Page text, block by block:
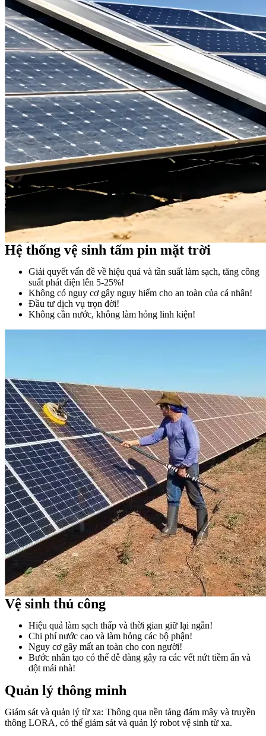
Hệ thống vệ sinh tấm pin mặt trời
Giải quyết vấn đề về hiệu quả và tần suất làm sạch, tăng công
suất phát điện lên 5-25%!
Không có nguy cơ gây nguy hiểm cho an toàn của cá nhân!
Đầu tư dịch vụ trọn đời!
Không cần nước, không làm hỏng linh kiện!
Vệ sinh thủ công
Hiệu quả làm sạch thấp và thời gian giữ lại ngắn!
Chi phí nước cao và làm hỏng các bộ phận!
Nguy cơ gây mất an toàn cho con người!
Bước nhân tạo có thể dễ dàng gây ra các vết nứt tiềm ẩn và
dột mái nhà!
Quản lý thông minh
Giám sát và quản lý từ xa: Thông qua nền tảng đám mây và truyền
thông LORA, có thể giám sát và quản lý robot vệ sinh từ xa.